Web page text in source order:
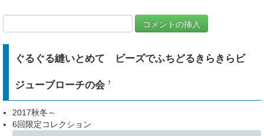
ぐるぐる縫いとめて ビーズでふちどるきらきらビ
ジューブローチの会†
2017秋冬～
6回限定コレクション